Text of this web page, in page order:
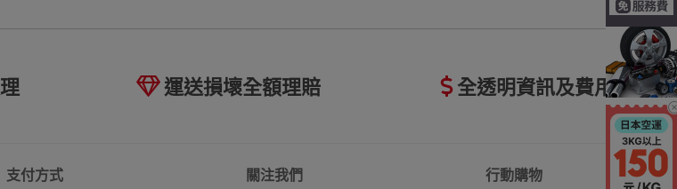
運送損壞全額理賠 全透明資訊及費用
支付方式 關注我們 行動購物